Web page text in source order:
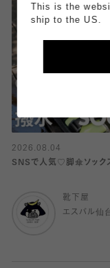
2026.08.04
SNSで人気♡脚傘ソック
靴下屋
エスパル仙
This is the
ship to the US.